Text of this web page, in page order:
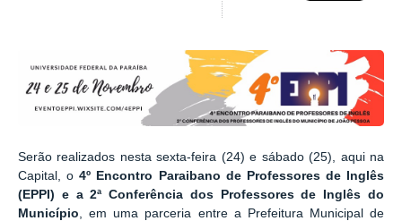
Serão realizados nesta sexta-feira (24) e sábado (25), aqui na
Capital, o4º Encontro Paraibano de Professores de Inglês
(EPPI) e a 2ª Conferência dos Professores de Inglês do
Município , em uma parceria entre a Prefeitura Municipal de